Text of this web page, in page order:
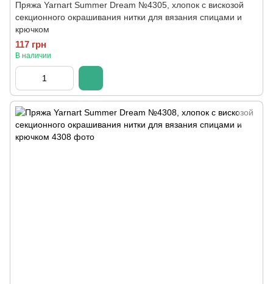
Пряжа Yarnart Summer Dream №4305, хлопок с вискозой
секционного окрашивания нитки для вязания спицами и
крючком
117 грн
В наличии